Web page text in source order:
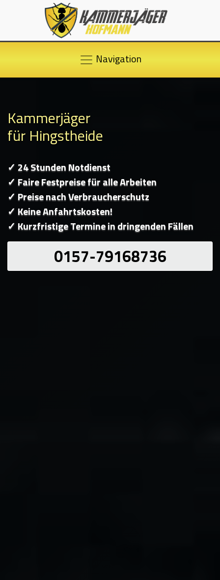
Navigation
Kammerjäger
für Hingstheide
✓ 24 Stunden Notdienst
✓ Faire Festpreise für alle Arbeiten
✓ Preise nach Verbraucherschutz
✓ Keine Anfahrtskosten!
✓ Kurzfristige Termine in dringenden Fällen
0157-79168736